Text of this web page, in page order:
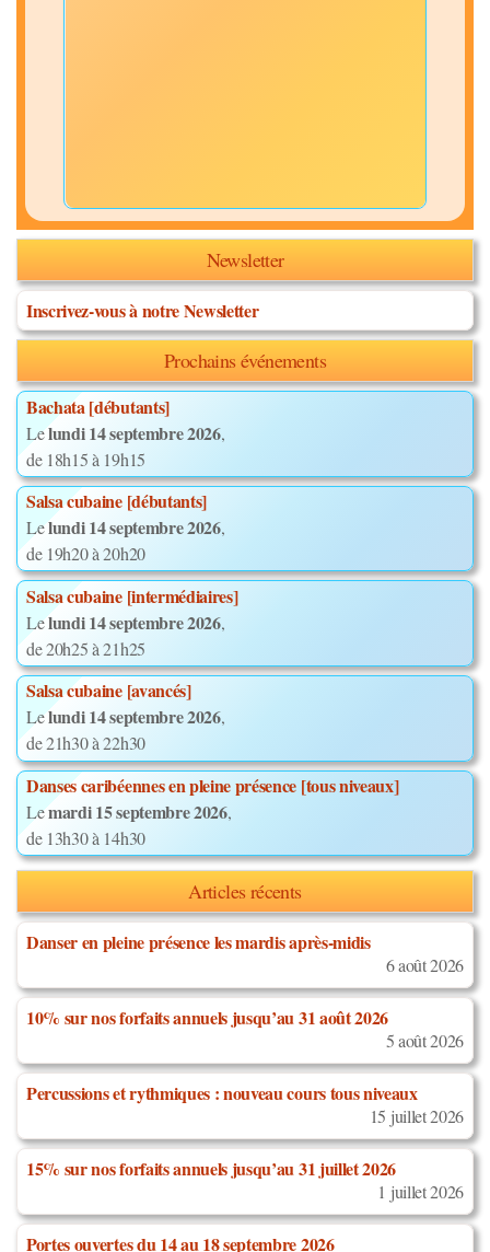
Newsletter
Inscrivez-vous à notre Newsletter
Prochains événements
Bachata [débutants]
Lelundi 14 septembre 2026,
de 18h15 à 19h15
Salsa cubaine [débutants]
Lelundi 14 septembre 2026,
de 19h20 à 20h20
Salsa cubaine [intermédiaires]
Lelundi 14 septembre 2026,
de 20h25 à 21h25
Salsa cubaine [avancés]
Lelundi 14 septembre 2026,
de 21h30 à 22h30
Danses caribéennes en pleine présence [tous niveaux]
Lemardi 15 septembre 2026,
de 13h30 à 14h30
Articles récents
Danser en pleine présence les mardis après-midis
6 août 2026
10% sur nos forfaits annuels jusqu’au 31 août 2026
5 août 2026
Percussions et rythmiques : nouveau cours tous niveaux
15 juillet 2026
15% sur nos forfaits annuels jusqu’au 31 juillet 2026
1 juillet 2026
Portes ouvertes du 14 au 18 septembre 2026